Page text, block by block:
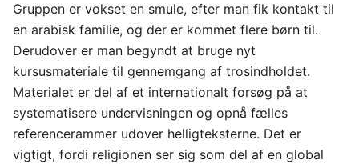
Gruppen er vokset en smule, efter man fik kontakt til
en arabisk familie, og der er kommet flere børn til.
Derudover er man begyndt at bruge nyt
kursusmateriale til gennemgang af trosindholdet.
Materialet er del af et internationalt forsøg på at
systematisere undervisningen og opnå fælles
referencerammer udover helligteksterne. Det er
vigtigt, fordi religionen ser sig som del af en global